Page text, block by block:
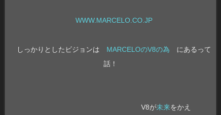
WWW.MARCELO.CO.JP
しっかりとしたビジョンは MARCELOのV8の為 にあるって
話！
V8が未来をかえ